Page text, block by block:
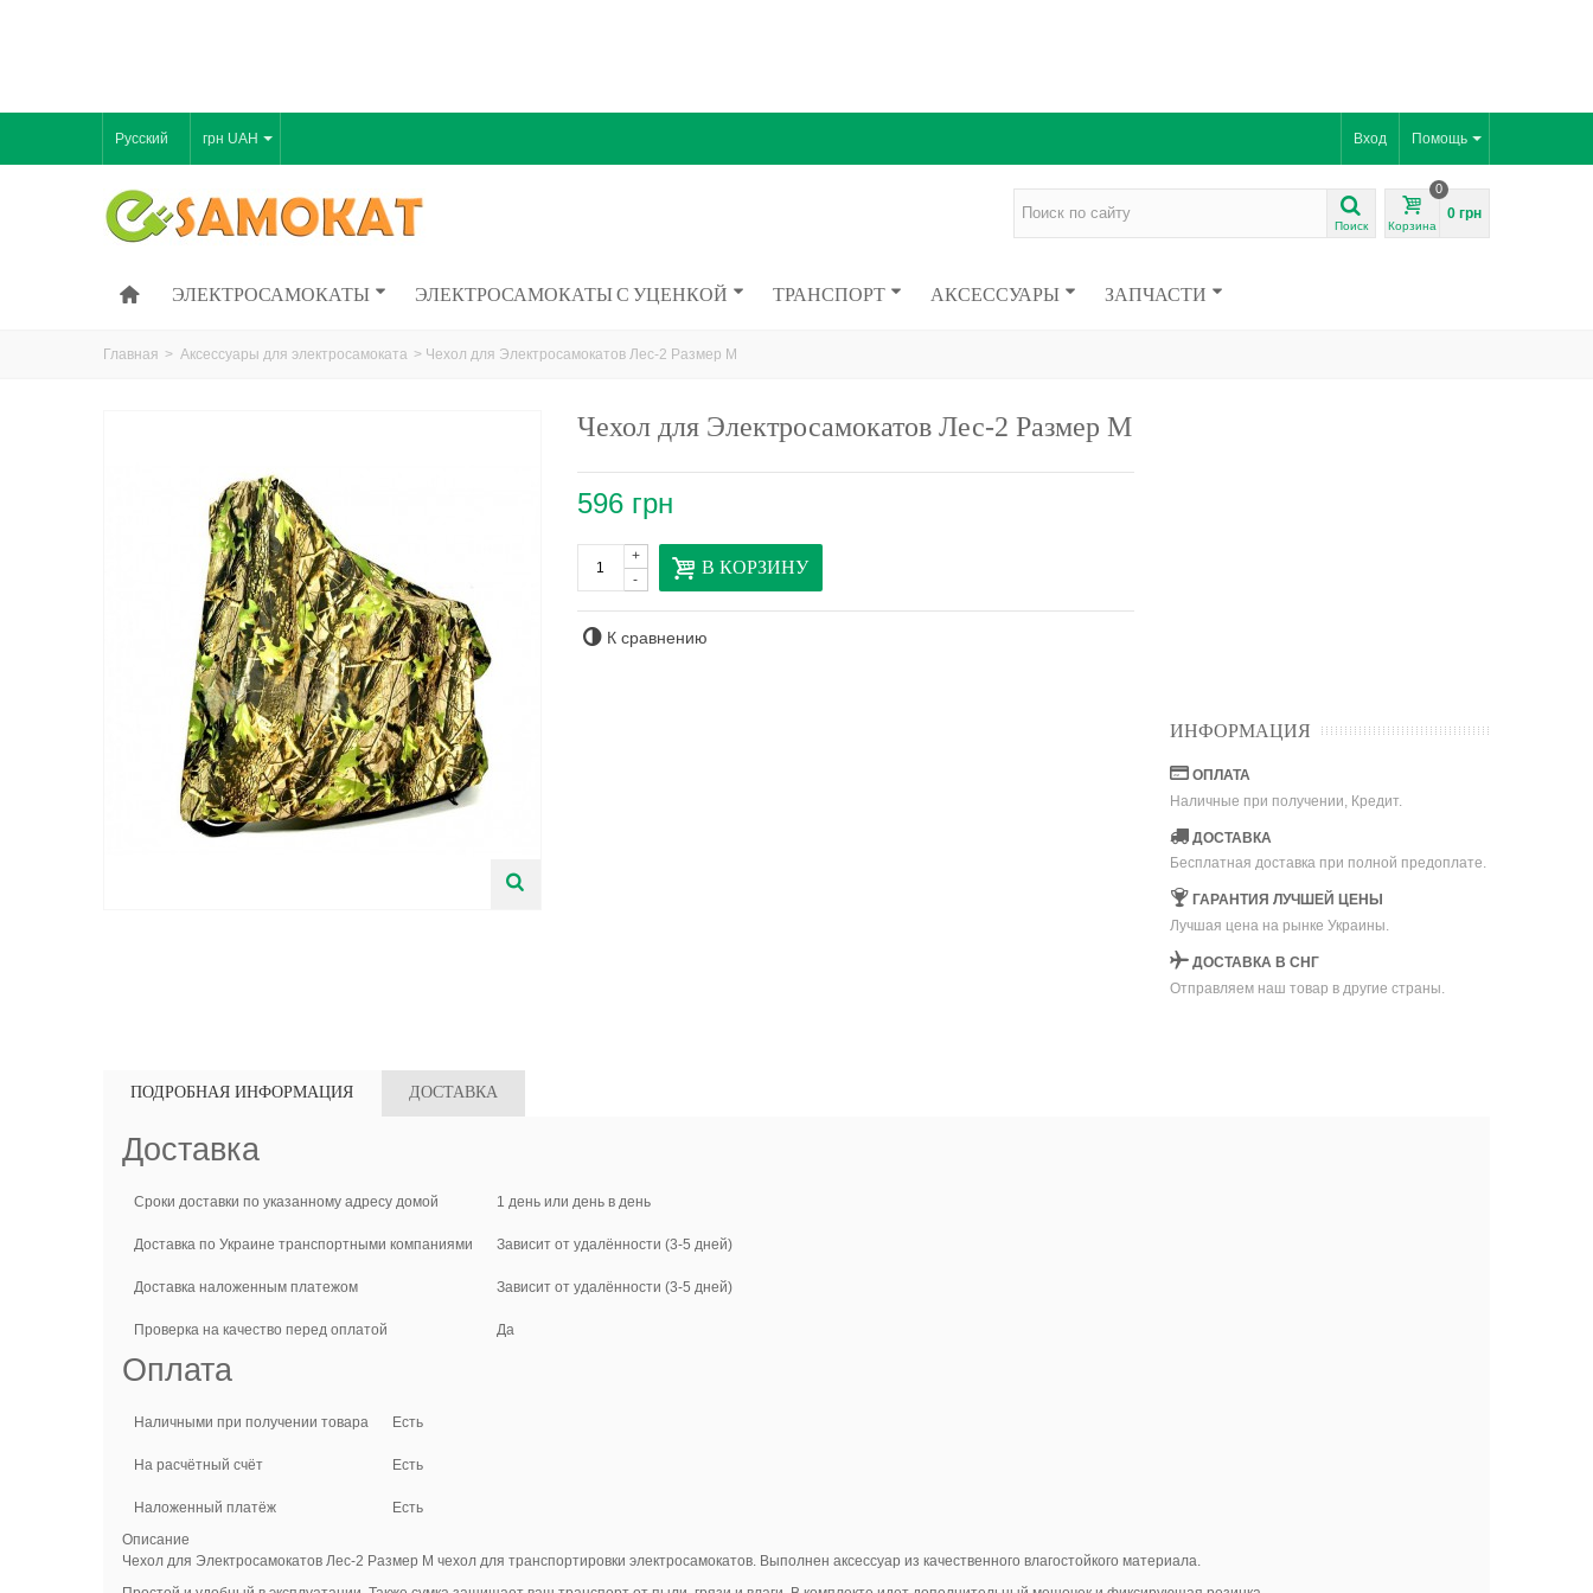
Помощь
Русский Вход
грн UAH
Поиск Корзина
0
0 грн
ЭЛЕКТРОСАМОКАТЫ ЭЛЕКТРОСАМОКАТЫ С УЦЕНКОЙ ТРАНСПОРТ АКСЕССУАРЫ ЗАПЧАСТИ
Главная > Аксессуары для электросамоката > Чехол для Электросамокатов Лес-2 Размер M
Чехол для Электросамокатов Лес-2 Размер M
596 грн
-
+ В КОРЗИНУ
К сравнению
ИНФОРМАЦИЯ
ОПЛАТА
Наличные при получении, Кредит.
ДОСТАВКА
Бесплатная доставка при полной предоплате.
ГАРАНТИЯ ЛУЧШЕЙ ЦЕНЫ
Лучшая цена на рынке Украины.
ДОСТАВКА В СНГ
Отправляем наш товар в другие страны.
ПОДРОБНАЯ ИНФОРМАЦИЯ ДОСТАВКА
Доставка
Сроки доставки по указанному адресу домой 1 день или день в день
Доставка по Украине транспортными компаниями Зависит от удалённости (3-5 дней)
Доставка наложенным платежом Зависит от удалённости (3-5 дней)
Проверка на качество перед оплатой Да
Оплата
Наличными при получении товара Есть
На расчётный счёт Есть
Наложенный платёж
Есть
Описание
Чехол для Электросамокатов Лес-2 Размер М чехол для транспортировки электросамокатов. Выполнен аксессуар из качественного влагостойкого материала.